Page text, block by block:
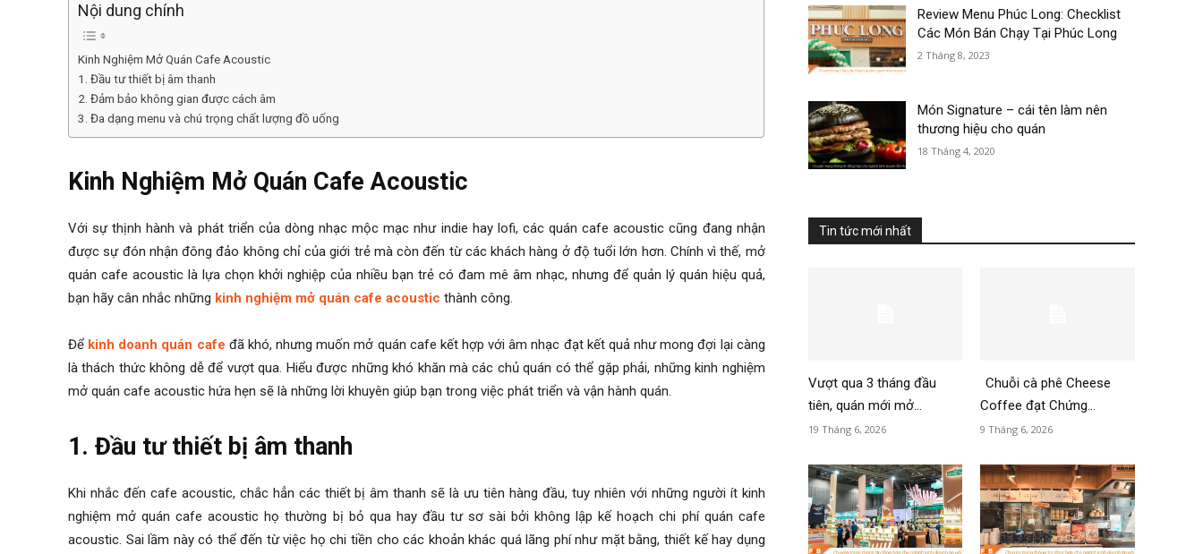
Nội dung chính
Kinh Nghiệm Mở Quán Cafe Acoustic
1. Đầu tư thiết bị âm thanh
2. Đảm bảo không gian được cách âm
3. Đa dạng menu và chú trọng chất lượng đồ uống
Kinh Nghiệm Mở Quán Cafe Acoustic
Với sự thịnh hành và phát triển của dòng nhạc mộc mạc như indie hay lofi, các quán cafe acoustic cũng đang nhận
được sự đón nhận đông đảo không chỉ của giới trẻ mà còn đến từ các khách hàng ở độ tuổi lớn hơn. Chính vì thế, mở
quán cafe acoustic là lựa chọn khởi nghiệp của nhiều bạn trẻ có đam mê âm nhạc, nhưng để quản lý quán hiệu quả,
bạn hãy cân nhắc những kinh nghiệm mở quán cafe acoustic thành công.
Để kinh doanh quán cafe đã khó, nhưng muốn mở quán cafe kết hợp với âm nhạc đạt kết quả như mong đợi lại càng
là thách thức không dễ để vượt qua. Hiểu được những khó khăn mà các chủ quán có thể gặp phải, những kinh nghiệm
mở quán cafe acoustic hứa hẹn sẽ là những lời khuyên giúp bạn trong việc phát triển và vận hành quán.
1. Đầu tư thiết bị âm thanh
Khi nhắc đến cafe acoustic, chắc hẳn các thiết bị âm thanh sẽ là ưu tiên hàng đầu, tuy nhiên với những người ít kinh
nghiệm mở quán cafe acoustic họ thường bị bỏ qua hay đầu tư sơ sài bởi không lập kế hoạch chi phí quán cafe
acoustic. Sai lầm này có thể đến từ việc họ chi tiền cho các khoản khác quá lãng phí như mặt bằng, thiết kế hay dụng
Review Menu Phúc Long: Checklist
Các Món Bán Chạy Tại Phúc Long
2 Tháng 8, 2023
Món Signature – cái tên làm nên
thương hiệu cho quán
18 Tháng 4, 2020
Tin tức mới nhất
Vượt qua 3 tháng đầu
tiên, quán mới mở...
19 Tháng 6, 2026
Chuỗi cà phê Cheese
Coffee đạt Chứng...
9 Tháng 6, 2026